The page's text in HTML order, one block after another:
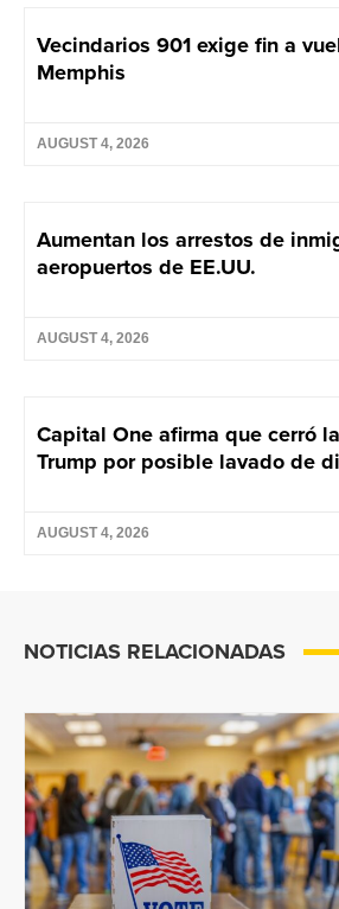
Vecindarios 901 exige fin a
Memphis
AUGUST 4, 2026
Aumentan los arrestos de
aeropuertos de EE.UU.
AUGUST 4, 2026
Capital One afirma que cerró
Trump por posible lavado de
AUGUST 4, 2026
NOTICIAS RELACIONADAS